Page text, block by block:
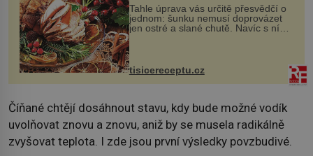
Tahle úprava vás určitě přesvědčí o
jednom: šunku nemusí doprovázet
jen ostré a slané chutě. Navíc s ní
nakrmíte poměrně hodně hladových
krků. Ingredience sádlo 3 kg šunky
vcelku 3 stroužky česneku hl...
tisicereceptu.cz
Číňané chtějí dosáhnout stavu, kdy bude možné vodík
uvolňovat znovu a znovu, aniž by se musela radikálně
zvyšovat teplota. I zde jsou první výsledky povzbudivé.